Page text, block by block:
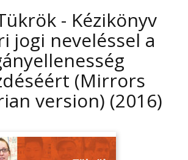
- Kézikönyv
jogi neveléssel a
(Mirrors
version) (2016)